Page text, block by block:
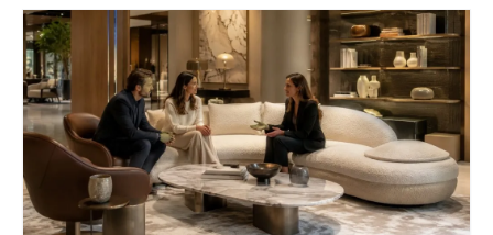
zarówno pod kątem estetyki, jak i użytkowości. Meble włoskie
często mają minimalistyczne linie i subtelne detale, co
pozwala im harmonijnie wkomponować się w różne stylizacje
wnętrz, od klasycznych po nowoczesne. Dzięki temu można
stworzyć przestrzeń, która wyraża indywidualność, unikając
jednocześnie zbędnego przepychu i chaosu. Istotne jest
również to, że włoskie meble nie znikają w tłumie innych
dekoracji, lecz błyszczą w swoim towarzystwie, dzięki czemu
można osiągnąć wrażenie luksusu bez przesadnych ozdób.